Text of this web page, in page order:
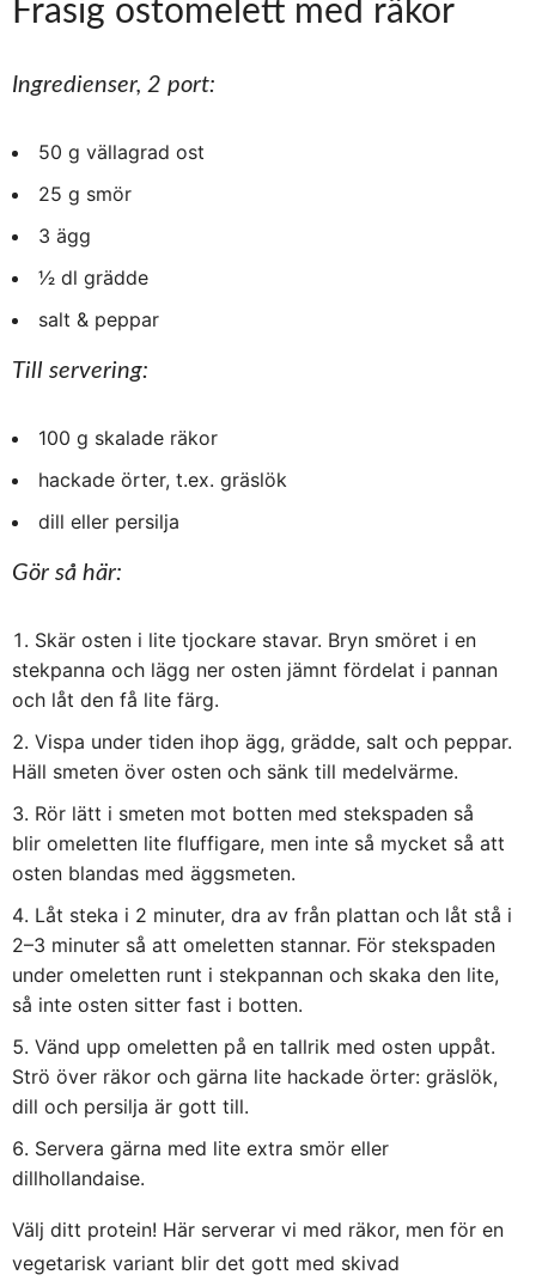
Frasig ostomelett med räkor
Ingredienser, 2 port:
50 g vällagrad ost
25 g smör
3 ägg
1⁄2 dl grädde
salt & peppar
Till servering:
100 g skalade räkor
hackade örter, t.ex. gräslök
dill eller persilja
Gör så här:
Skär osten i lite tjockare stavar. Bryn smöret i en
stekpanna och lägg ner osten jämnt fördelat i pannan
och låt den få lite färg.
Vispa under tiden ihop ägg, grädde, salt och peppar.
Häll smeten över osten och sänk till medelvärme.
Rör lätt i smeten mot botten med stekspaden så
blir omeletten lite fluffigare, men inte så mycket så att
osten blandas med äggsmeten.
Låt steka i 2 minuter, dra av från plattan och låt stå i
2–3 minuter så att omeletten stannar. För stekspaden
under omeletten runt i stekpannan och skaka den lite,
så inte osten sitter fast i botten.
Vänd upp omeletten på en tallrik med osten uppåt.
Strö över räkor och gärna lite hackade örter: gräslök,
dill och persilja är gott till.
Servera gärna med lite extra smör eller
dillhollandaise.
Välj ditt protein! Här serverar vi med räkor, men för en
vegetarisk variant blir det gott med skivad